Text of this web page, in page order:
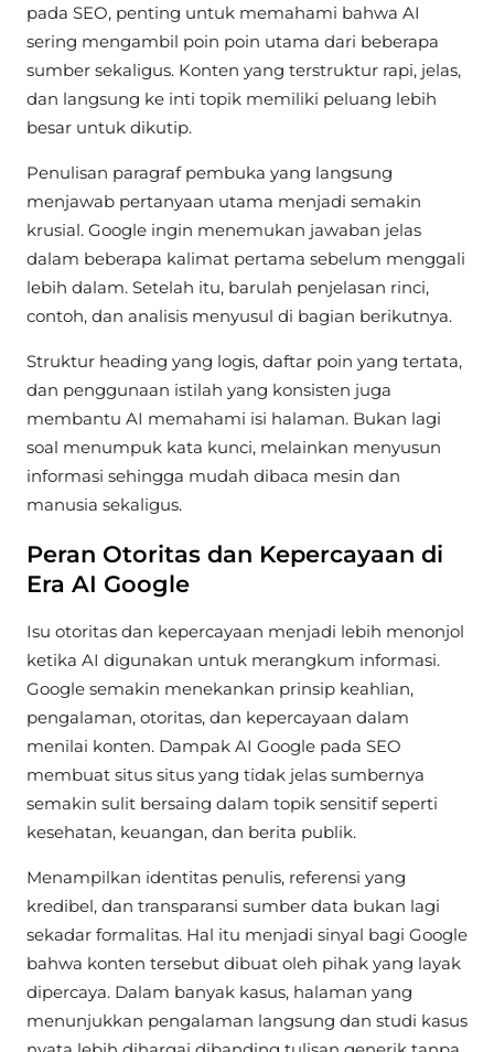
pada SEO, penting untuk memahami bahwa AI
sering mengambil poin poin utama dari beberapa
sumber sekaligus. Konten yang terstruktur rapi, jelas,
dan langsung ke inti topik memiliki peluang lebih
besar untuk dikutip.
Penulisan paragraf pembuka yang langsung
menjawab pertanyaan utama menjadi semakin
krusial. Google ingin menemukan jawaban jelas
dalam beberapa kalimat pertama sebelum menggali
lebih dalam. Setelah itu, barulah penjelasan rinci,
contoh, dan analisis menyusul di bagian berikutnya.
Struktur heading yang logis, daftar poin yang tertata,
dan penggunaan istilah yang konsisten juga
membantu AI memahami isi halaman. Bukan lagi
soal menumpuk kata kunci, melainkan menyusun
informasi sehingga mudah dibaca mesin dan
manusia sekaligus.
Peran Otoritas dan Kepercayaan di
Era AI Google
Isu otoritas dan kepercayaan menjadi lebih menonjol
ketika AI digunakan untuk merangkum informasi.
Google semakin menekankan prinsip keahlian,
pengalaman, otoritas, dan kepercayaan dalam
menilai konten. Dampak AI Google pada SEO
membuat situs situs yang tidak jelas sumbernya
semakin sulit bersaing dalam topik sensitif seperti
kesehatan, keuangan, dan berita publik.
Menampilkan identitas penulis, referensi yang
kredibel, dan transparansi sumber data bukan lagi
sekadar formalitas. Hal itu menjadi sinyal bagi Google
bahwa konten tersebut dibuat oleh pihak yang layak
dipercaya. Dalam banyak kasus, halaman yang
menunjukkan pengalaman langsung dan studi kasus